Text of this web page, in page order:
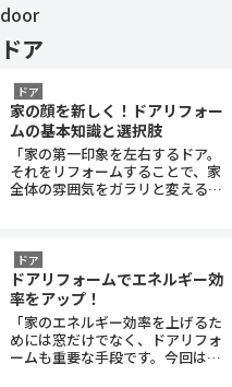
door
ドア
ドア
家の顔を新しく！ドアリフォー
ムの基本知識と選択肢
「家の第一印象を左右するドア。
それをリフォームすることで、家
全体の雰囲気をガラリと変えるこ
ドア
ドアリフォームでエネルギー効
率をアップ！
「家のエネルギー効率を上げるた
めには窓だけでなく、ドアリフォ
ームも重要な手段です。今回は、